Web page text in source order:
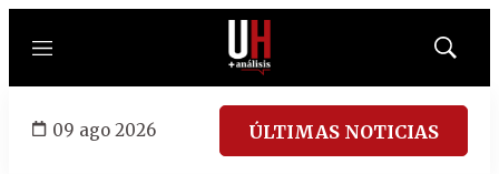
Menú
Mostrar
09 ago 2026 ÚLTIMAS NOTICIAS